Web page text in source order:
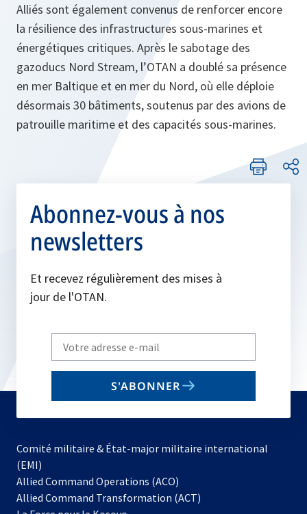
Alliés sont également convenus de renforcer encore
la résilience des infrastructures sous-marines et
énergétiques critiques. Après le sabotage des
gazoducs Nord Stream, l’OTAN a doublé sa présence
en mer Baltique et en mer du Nord, où elle déploie
désormais 30 bâtiments, soutenus par des avions de
patrouille maritime et des capacités sous-marines.
Abonnez-vous à nos
newsletters
Et recevez régulièrement des mises à
jour de l'OTAN.
Write
your
email
S'ABONNER
Comité militaire & État-major militaire international
(EMI)
Allied Command Operations (ACO)
dans
Allied Command Transformation (ACT)